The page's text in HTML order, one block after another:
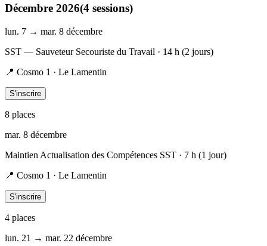
Décembre 2026(4 sessions)
lun. 7 → mar. 8 décembre
SST — Sauveteur Secouriste du Travail · 14 h (2 jours)
📍 Cosmo 1 · Le Lamentin
S'inscrire
8 places
mar. 8 décembre
Maintien Actualisation des Compétences SST · 7 h (1 jour)
📍 Cosmo 1 · Le Lamentin
S'inscrire
4 places
lun. 21 → mar. 22 décembre